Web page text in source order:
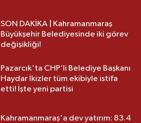
SON DAKİKA | Kahramanmaraş
Büyükşehir Belediyesinde iki görev
değişikliği!
Pazarcık'ta CHP’li Belediye Başkanı
Haydar İkizler tüm ekibiyle istifa
etti! İşte yeni partisi
Kahramanmaraş'a dev yatırım: 83.4